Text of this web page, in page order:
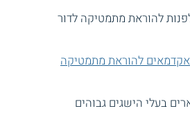
להוראת מתמטיקה לדור
להוראת מתמטיקה
בעלי הישגים גבוהים